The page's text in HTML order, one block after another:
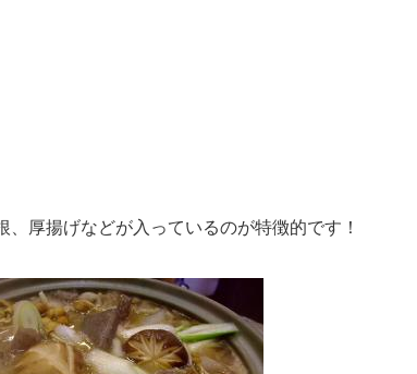
厚揚げなどが入っているのが特徴的です！